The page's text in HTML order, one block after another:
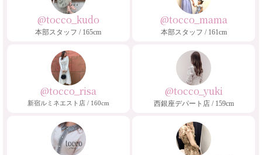
@tocco_kudo
本部スタッフ / 165cm
@tocco_mama
本部スタッフ / 161cm
@tocco_risa
新宿ルミネエスト店 / 160cm
@tocco_yuki
西銀座デパート店 / 159cm